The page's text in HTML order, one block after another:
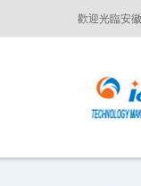
歡迎光臨安